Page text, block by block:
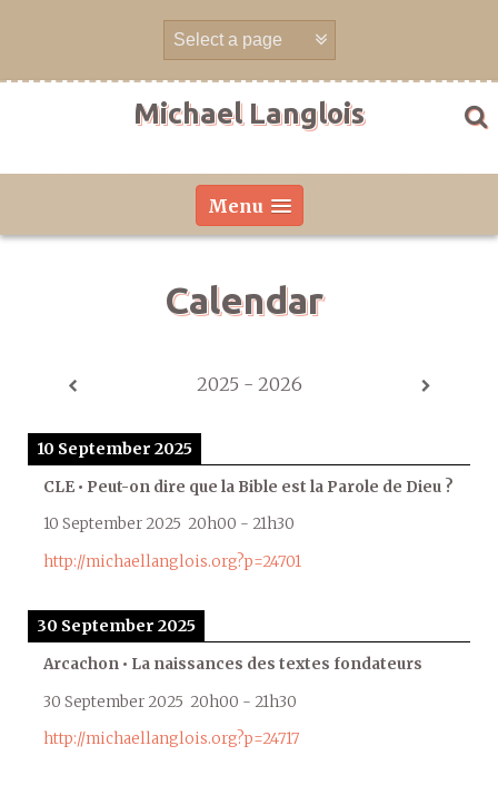
Michael Langlois
Menu
Calendar
2025 - 2026
10 September 2025
CLE • Peut-on dire que la Bible est la Parole de Dieu ?
10 September 2025 20h00 - 21h30
http://michaellanglois.org?p=24701
30 September 2025
Arcachon • La naissances des textes fondateurs
30 September 2025 20h00 - 21h30
http://michaellanglois.org?p=24717